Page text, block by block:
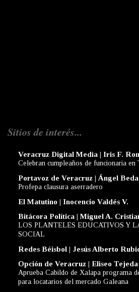
Sitios de interés...
Veracruz Digital Media | Iris F.
Celebran cumpleaños de funcionaria en
Portavoz de Veracruz | Ángel
Profepa clausura aserradero
El Matutino | Inocencio Valdés V.
Bitácora Política | Miguel A.
LOS PLANTELES EDUCATIVOS Y
SOCIAL
Redes Béisbol | Jesús Alberto
Opción de Veracruz | Eliseo Tejeda
Aprueba Cabildo de Xalapa programa
para locatarios del mercado Galeana